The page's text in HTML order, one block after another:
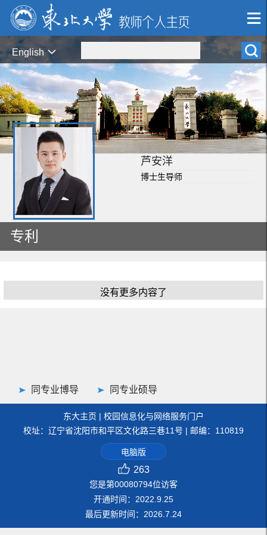
English
芦安洋
博士生导师
专利
没有更多内容了
同专业博导 同专业硕导
东大主页 | 校园信息化与网络服务门户
校址：辽宁省沈阳市和平区文化路三巷11号 | 邮编：110819
电脑版
263
您是第00080794位访客
开通时间： 2022 9 25
最后更新时间： 2026 7 24